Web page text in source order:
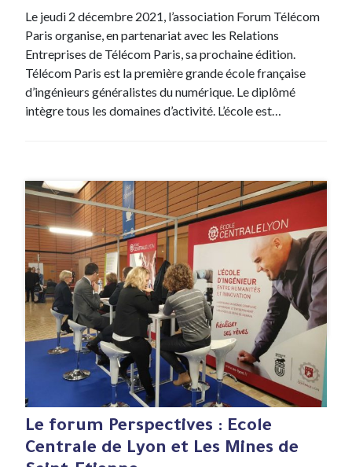
Le jeudi 2 décembre 2021, l’association Forum Télécom
Paris organise, en partenariat avec les Relations
Entreprises de Télécom Paris, sa prochaine édition.
Télécom Paris est la première grande école française
d’ingénieurs généralistes du numérique. Le diplômé
intègre tous les domaines d’activité. L’école est…
#Evenement
30 Nov , 2021
Le forum Perspectives : Ecole
Centrale de Lyon et Les Mines de